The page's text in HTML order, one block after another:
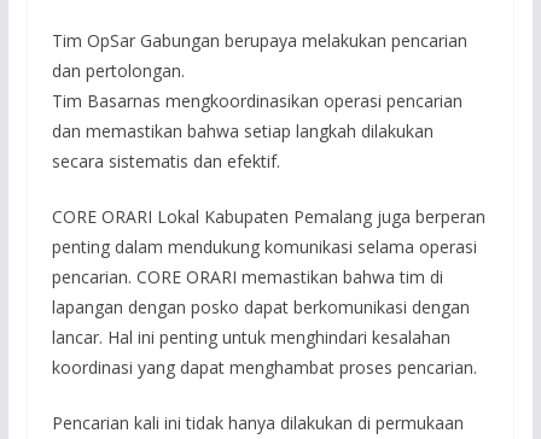
Tim OpSar Gabungan berupaya melakukan pencarian
dan pertolongan.
Tim Basarnas mengkoordinasikan operasi pencarian
dan memastikan bahwa setiap langkah dilakukan
secara sistematis dan efektif.
CORE ORARI Lokal Kabupaten Pemalang juga berperan
penting dalam mendukung komunikasi selama operasi
pencarian. CORE ORARI memastikan bahwa tim di
lapangan dengan posko dapat berkomunikasi dengan
lancar. Hal ini penting untuk menghindari kesalahan
koordinasi yang dapat menghambat proses pencarian.
Pencarian kali ini tidak hanya dilakukan di permukaan